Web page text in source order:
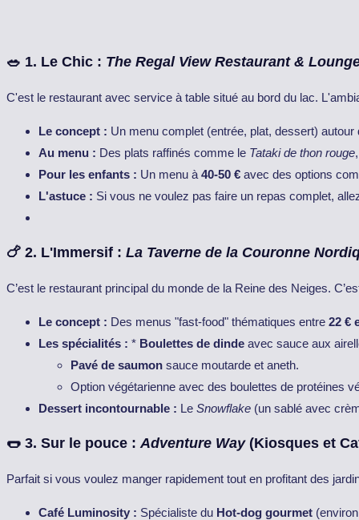
🥗 1. Le Chic : The Regal View Restaurant &
C'est le restaurant avec service à table situé au bord du lac.
Le concept : Un menu complet (entrée, plat, dessert)
Au menu : Des plats raffinés comme le Tataki de thon rouge
Pour les enfants : Un menu à 40-50 € avec des options
L'astuce : Si vous ne voulez pas faire un repas complet,
🍗 2. L'Immersif : La Taverne de la Couronne
C’est le restaurant principal du monde de la Reine des Neiges.
Le concept : Des menus "fast-food" thématiques entre 22 €
Les spécialités : * Boulettes de dinde avec sauce aux
Pavé de saumon sauce moutarde et aneth.
Option végétarienne avec des boulettes de protéines
Dessert incontournable : Le Snowflake (un sablé avec
🌭 3. Sur le pouce : Adventure Way(Kiosques et
Parfait si vous voulez manger rapidement tout en profitant des
Café Luminosity : Spécialiste du Hot-dog gourmet